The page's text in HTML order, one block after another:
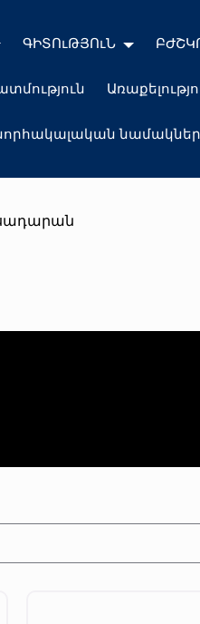
ԳԻՏՈւԹՅՈւՆ
նամակներ